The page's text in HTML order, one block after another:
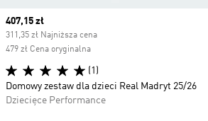
Current price
407,15 zł
311,35 zł Najniższa cena
479 zł Cena oryginalna
(1)
Domowy zestaw dla dzieci Real Madryt 25/26
Dziecięce Performance